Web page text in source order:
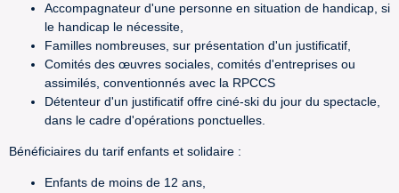
Accompagnateur d'une personne en situation de handicap, si
le handicap le nécessite,
Familles nombreuses, sur présentation d'un justificatif,
Comités des œuvres sociales, comités d'entreprises ou
assimilés, conventionnés avec la RPCCS
Détenteur d'un justificatif offre ciné-ski du jour du spectacle,
dans le cadre d'opérations ponctuelles.
Bénéficiaires du tarif enfants et solidaire :
Enfants de moins de 12 ans,